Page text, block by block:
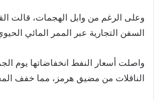
وعلى الرغم من وابل الهجمات، قالت
السفن التجارية عبر الممر المائي
واصلت أسعار النفط انخفاضاتها يوم
الناقلات من مضيق هرمز، مما خفف